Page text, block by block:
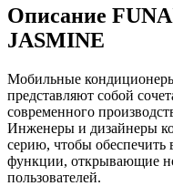
Описание
JASMINE
Мобильные
представляют собой
современного
Инженеры и дизайнеры
серию, чтобы
функции, открывающие
пользователей.